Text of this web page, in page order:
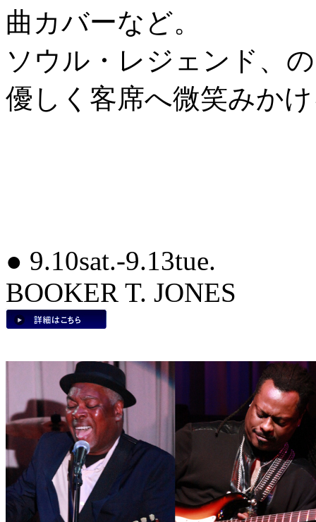
曲カバーなど。
ソウル・レジェンド、
優しく客席へ微笑みか
● 9.10sat.-9.13tue.
BOOKER T. JONES